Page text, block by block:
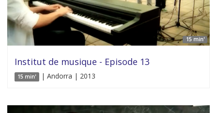
15 min'
Institut de musique - Episode 13
15 min' | Andorra | 2013